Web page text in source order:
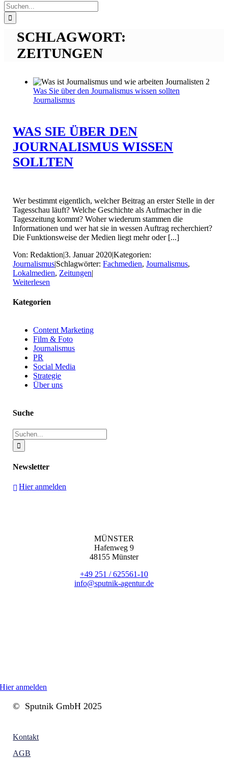
Suche
nach:
SCHLAGWORT:
ZEITUNGEN
Was Sie über den Journalismus wissen sollten
Journalismus
WAS SIE ÜBER DEN
JOURNALISMUS WISSEN
SOLLTEN
Wer bestimmt eigentlich, welcher Beitrag an erster Stelle in der
Tagesschau läuft? Welche Geschichte als Aufmacher in die
Tageszeitung kommt? Woher wiederum stammen die
Informationen und wer hat sie in wessen Auftrag recherchiert?
Die Funktionsweise der Medien liegt mehr oder [...]
Von:Redaktion|3. Januar 2020|Kategorien:
Journalismus|Schlagwörter:Fachmedien,Journalismus,
Lokalmedien, Zeitungen|
Weiterlesen
Kategorien
Content Marketing
Film & Foto
Journalismus
PR
Social Media
Strategie
Über uns
Suche
Suche
nach:
Newsletter
Hier anmelden
MÜNSTER
Hafenweg 9
48155 Münster
+49 251 / 625561-10
info@sputnik-agentur.de
Hier anmelden
© Sputnik GmbH 2025
Kontakt
AGB